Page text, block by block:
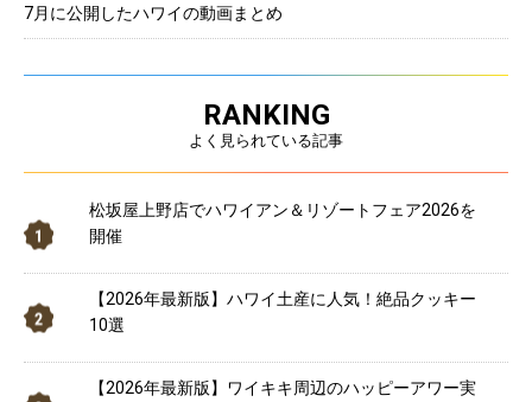
7月に公開したハワイの動画まとめ
RANKING
よく見られている記事
松坂屋上野店でハワイアン＆リゾートフェア2026を
開催
【2026年最新版】ハワイ土産に人気！絶品クッキー
10選
【2026年最新版】ワイキキ周辺のハッピーアワー実